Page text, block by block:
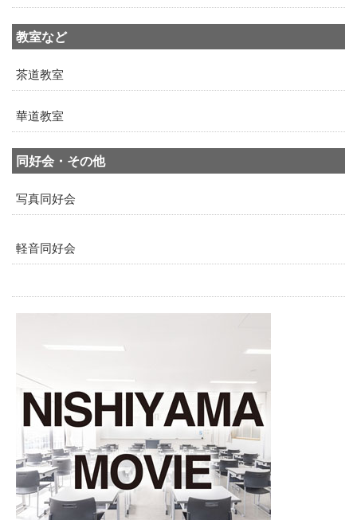
教室など
茶道教室
華道教室
同好会・その他
写真同好会
軽音同好会